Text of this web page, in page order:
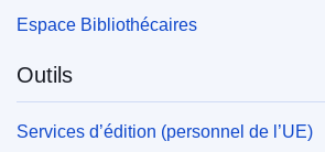
Espace Bibliothécaires
Outils
Services d’édition (personnel de l’UE)